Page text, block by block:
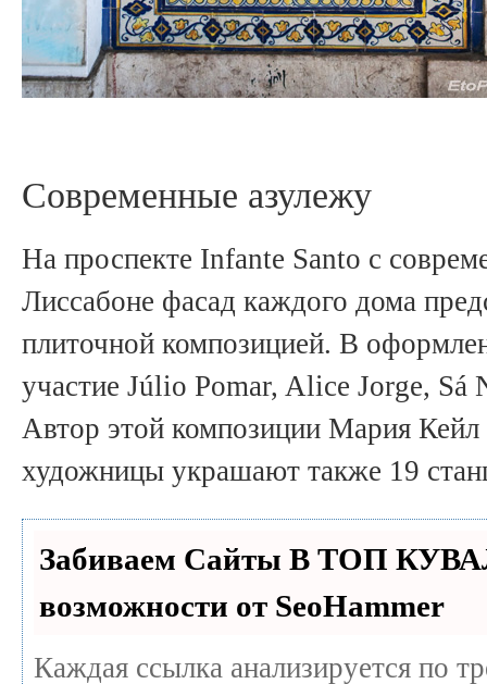
Современные азулежу
На проспекте Infante Santo с
Лиссабоне фасад каждого дома
плиточной композицией. В
участие Júlio Pomar, Alice Jorge,
Автор этой композиции Мария
художницы украшают также 19
Забиваем Сайты В ТОП
возможности от SeoHammer
Каждая ссылка анализируется по